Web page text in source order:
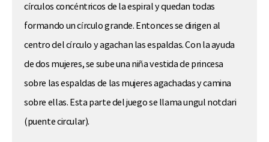
círculos concéntricos de la espiral y quedan todas
formando un círculo grande. Entonces se dirigen al
centro del círculo y agachan las espaldas. Con la ayuda
de dos mujeres, se sube una niña vestida de princesa
sobre las espaldas de las mujeres agachadas y camina
sobre ellas. Esta parte del juego se llama ungul notdari
(puente circular).